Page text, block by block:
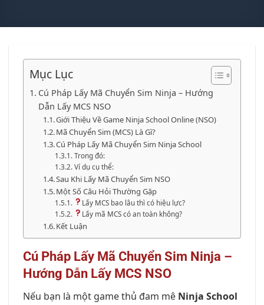
Mục Lục
Cú Pháp Lấy Mã Chuyển Sim Ninja – Hướng
Dẫn Lấy MCS NSO
Giới Thiệu Về Game Ninja School Online (NSO)
Mã Chuyển Sim (MCS) Là Gì?
Cú Pháp Lấy Mã Chuyển Sim Ninja School
Trong đó:
Ví dụ cụ thể:
Sau Khi Lấy Mã Chuyển Sim NSO
Một Số Câu Hỏi Thường Gặp
Lấy MCS bao lâu thì có hiệu lực?
Lấy mã MCS có an toàn không?
Kết Luận
Cú Pháp Lấy Mã Chuyển Sim Ninja –
Hướng Dẫn Lấy MCS NSO
Nếu bạn là một game thủ đam mê Ninja School